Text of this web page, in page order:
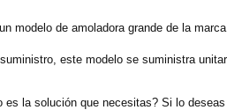
modelo de amoladora grande de la
este modelo se suministra
la solución que necesitas? Si lo